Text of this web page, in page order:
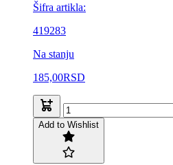
Šifra artikla:
419283
Na stanju
185,00RSD
Add to Wishlist